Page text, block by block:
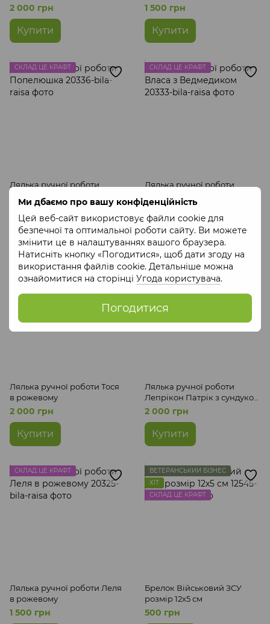
Ми дбаємо про вашу конфіденційність
Цей веб-сайт використовує файли cookie для
безпечної та оптимальної роботи сайту. Ви можете
змінити це в налаштуваннях вашого браузера.
Натисніть кнопку «Погодитися», щоб дати згоду на
використання файлів cookie. Детальніше можна
ознайомитися на сторінці Угода користувача.
Погодитися
2 000 грн
Купити
1 500 грн
Купити
СКЛАД ЦЕ КРАФТ
Лялька ручної роботи
Попелюшка
1 500 грн
Купити
СКЛАД ЦЕ КРАФТ
Лялька ручної роботи
Власа з Ведмедиком
2 000 грн
Купити
СКЛАД ЦЕ КРАФТ
Лялька ручної роботи Тося
в рожевому
2 000 грн
Купити
СКЛАД ЦЕ КРАФТ
Лялька ручної роботи
Лепрікон Патрік з сундуком
та ліхтарем
2 000 грн
Купити
СКЛАД ЦЕ КРАФТ
Лялька ручної роботи Леля
в рожевому
1 500 грн
ВЕТЕРАНСЬКИЙ БІЗНЕС
ХІТ
СКЛАД ЦЕ КРАФТ
Брелок Військовий ЗСУ
розмір 12x5 см
500 грн